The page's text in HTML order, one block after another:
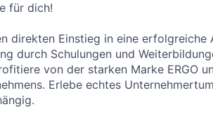
für dich!
direkten Einstieg in eine
durch Schulungen und
von der starken Marke ERGO
Erlebe echtes